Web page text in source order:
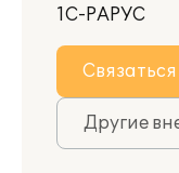
1С-РАРУС
Связаться
Другие